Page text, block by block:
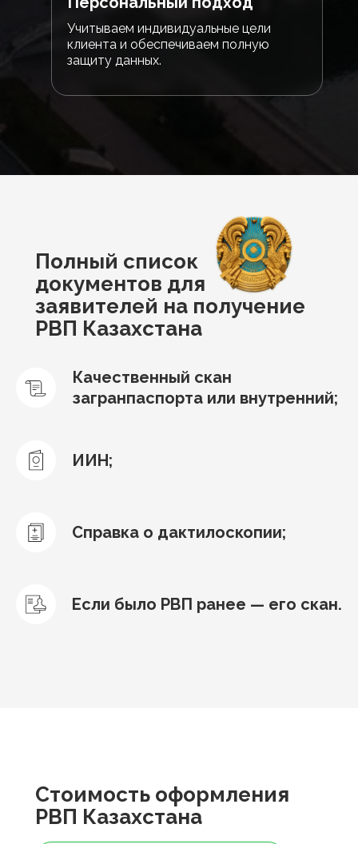
Учитываем индивидуальные цели
клиента и обеспечиваем полную
защиту данных.
Полный список
документов для
заявителей на получение
РВП Казахстана
Качественный скан
загранпаспорта или внутренний;
ИИН;
Справка о дактилоскопии;
Если было РВП ранее — его скан.
Стоимость оформления
РВП Казахстана